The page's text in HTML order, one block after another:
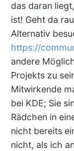
das daran
ist! Geht da
Alternativ
https://
andere
Projekts zu
Mitwirkende
bei KDE; Sie
Rädchen in
nicht bereits
nicht, als ich